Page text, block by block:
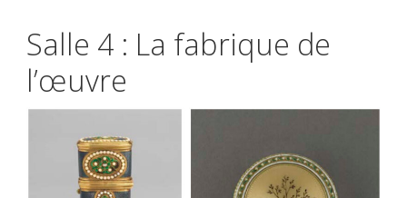
Salle 4 : La fabrique de
l’œuvre